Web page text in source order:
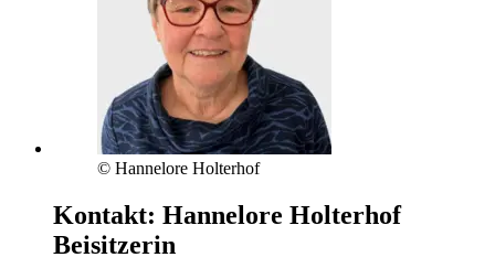
© Hannelore Holterhof
Kontakt: Hannelore Holterhof
Beisitzerin